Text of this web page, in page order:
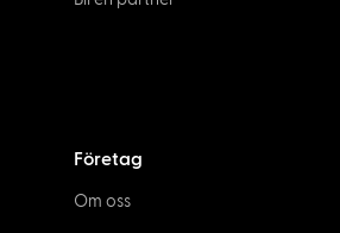
Företag
Om oss